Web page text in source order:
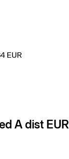
EUR
A dist EUR